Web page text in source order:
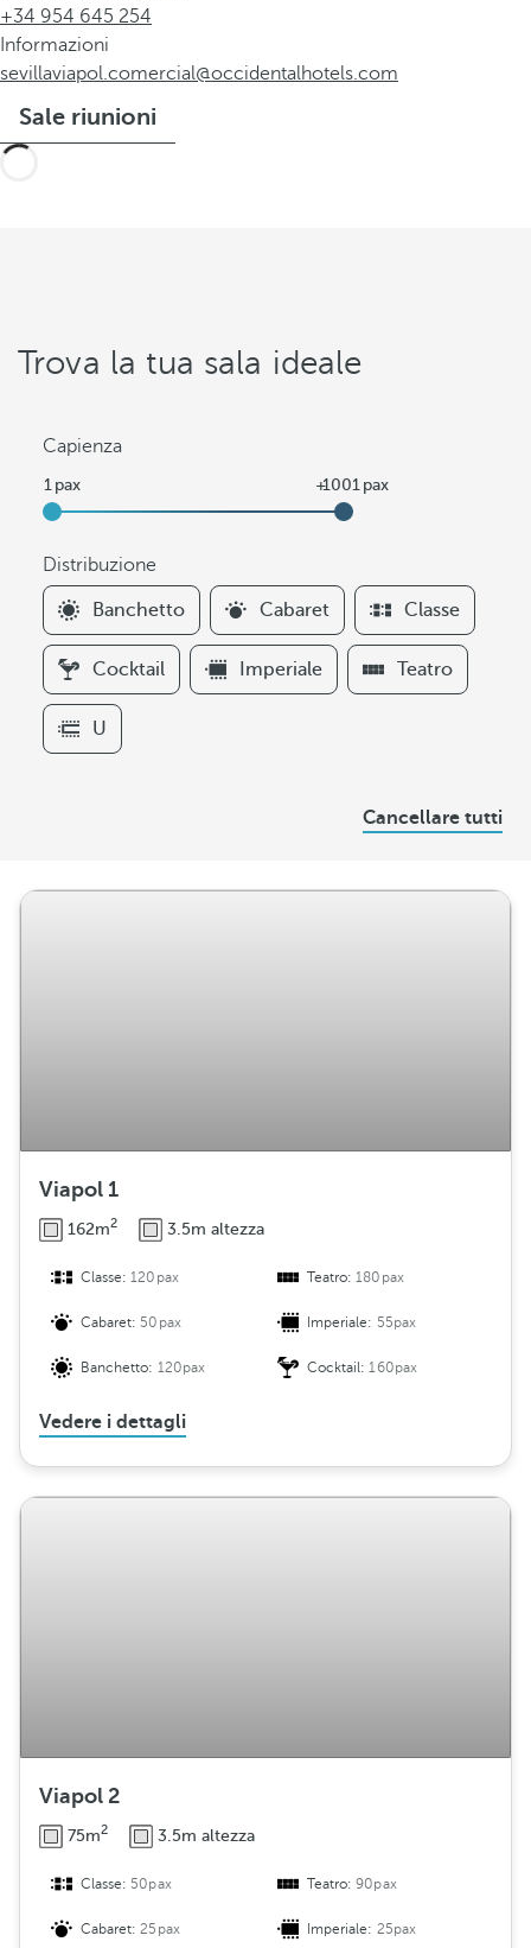
+34 954 645 254
Informazioni
sevillaviapol.comercial@occidentalhotels.com
Sale riunioni
Trova la tua sala ideale
Capienza
Distribuzione
F
i
l
t
e
r
Banchetto Cabaret Classe
Cocktail Imperiale Teatro
U
Cancellare tutti
Viapol 1
162m2 3.5m altezza
Classe:120pax Teatro:180pax
Cabaret: 50pax Imperiale: 55pax
Banchetto: 120pax Cocktail:160pax
Vedere i dettagli
Viapol 2
75m2 3.5m altezza
Classe: 50pax Teatro:90pax
Cabaret:25pax Imperiale: 25pax